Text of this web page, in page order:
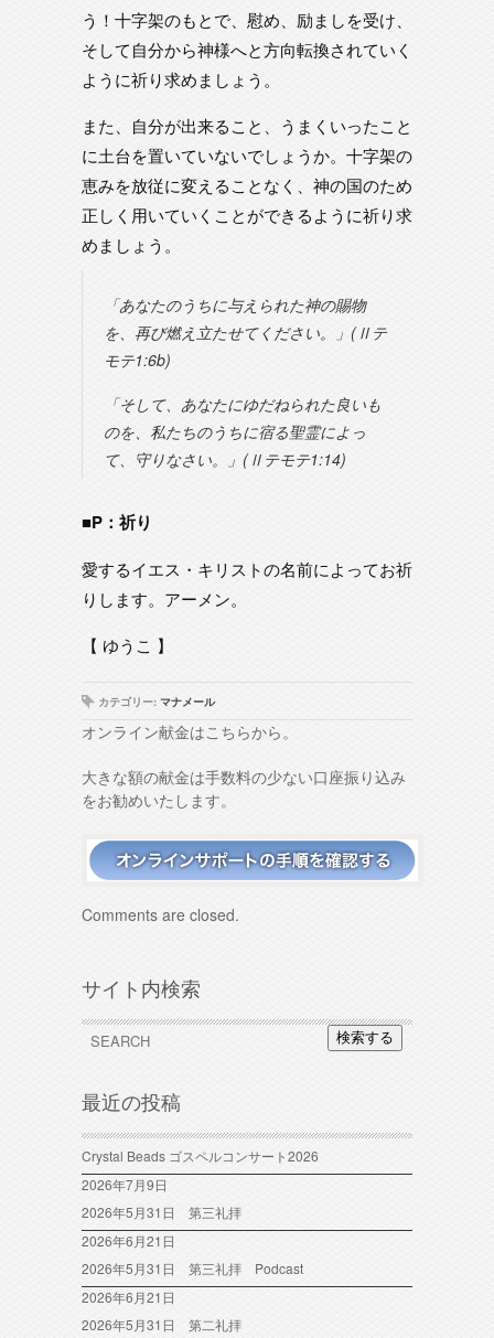
う！十字架のもとで、慰め、励ましを受け、
そして自分から神様へと方向転換されていく
ように祈り求めましょう。
また、自分が出来ること、うまくいったこと
に土台を置いていないでしょうか。十字架の
恵みを放従に変えることなく、神の国のため
正しく用いていくことができるように祈り求
めましょう。
「あなたのうちに与えられた神の賜物
を、再び燃え立たせてください。」(Ⅱテ
モテ1:6b)
「そして、あなたにゆだねられた良いも
のを、私たちのうちに宿る聖霊によっ
て、守りなさい。」(Ⅱテモテ1:14)
■P：祈り
愛するイエス・キリストの名前によってお祈
りします。アーメン。
【 ゆうこ 】
カテゴリー: マナメール
オンライン献金はこちらから。
大きな額の献金は手数料の少ない口座振り込み
をお勧めいたします。
Comments are closed.
サイト内検索
検索する
最近の投稿
Crystal Beads ゴスペルコンサート2026
2026年7月9日
2026年5月31日 第三礼拝
2026年6月21日
2026年5月31日 第三礼拝 Podcast
2026年6月21日
2026年5月31日 第二礼拝